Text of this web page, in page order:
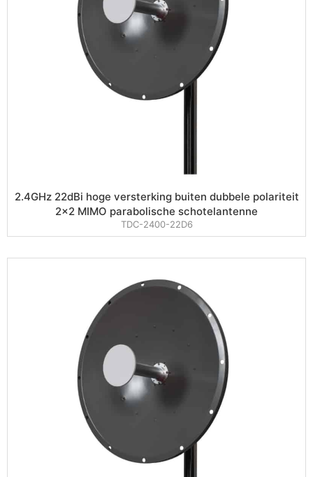
2.4GHz 22dBi hoge versterking buiten dubbele polariteit
2×2 MIMO parabolische schotelantenne
TDC-2400-22D6